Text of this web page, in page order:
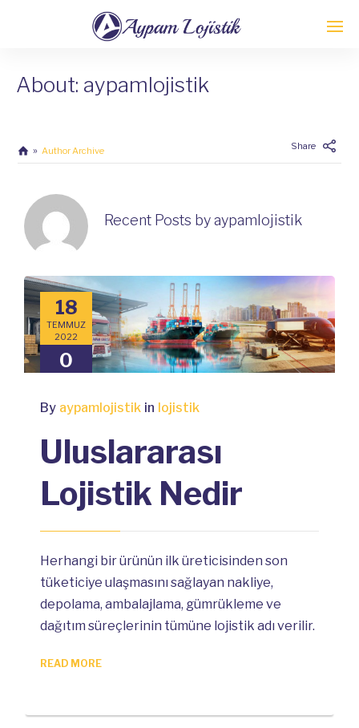
About: aypamlojistik
Author Archive Share
Recent Posts by aypamlojistik
18
TEMMUZ
2022
0
By aypamlojistik in lojistik
Uluslararası
Lojistik Nedir
Herhangi bir ürünün ilk üreticisinden son
tüketiciye ulaşmasını sağlayan nakliye,
depolama, ambalajlama, gümrükleme ve
dağıtım süreçlerinin tümüne lojistik adı verilir.
READ MORE